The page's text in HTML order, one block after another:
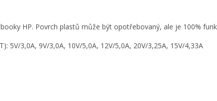
HP. Povrch plastů může být opotřebovaný, ale je 100%
5V/3,0A, 9V/3,0A, 10V/5,0A, 12V/5,0A, 20V/3,25A, 15V/4,33A